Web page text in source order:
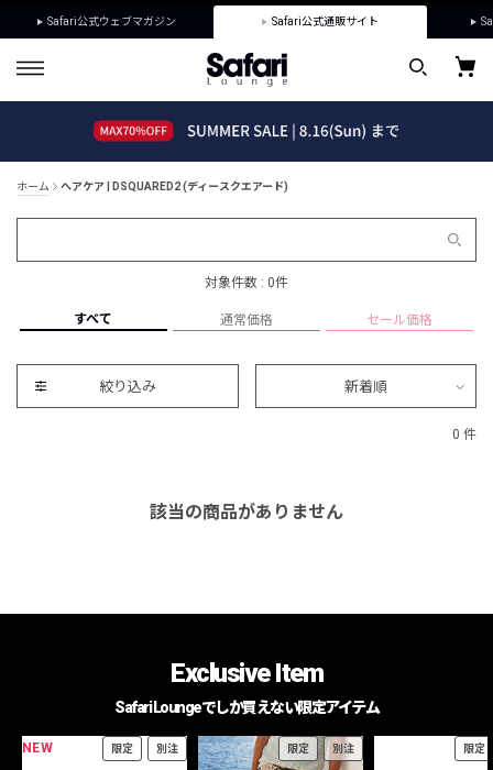
Safari公式ウェブマガジン Safari公式通販サイト
ホーム ヘアケア | DSQUARED2 (ディースクエアード)
対象件数 : 0件
すべて 通常価格 セール価格
絞り込み 新着順
0 件
該当の商品がありません
Exclusive Item
Safari Loungeでしか買えない限定アイテム
NEW 限定 別注 限定 別注 限定